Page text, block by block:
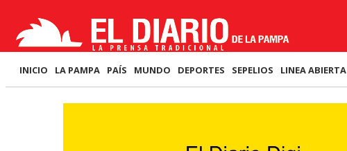
INICIO LA PAMPA PAÍS MUNDO DEPORTES SEPELIOS LINEA ABIERTA